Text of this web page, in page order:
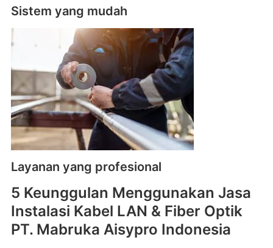
Sistem yang mudah
Layanan yang profesional
5 Keunggulan Menggunakan Jasa
Instalasi Kabel LAN & Fiber Optik
PT. Mabruka Aisypro Indonesia